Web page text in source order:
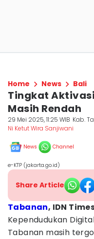
Home News Bali
Tingkat
Masih Rendah
29 Mei 2025, 11:25 WIB Kab.
Ni Ketut Wira Sanjiwani
News Channel
e-KTP (jakarta.go.id)
Share Article
Tabanan, IDN
Kependudukan
Tabanan masih